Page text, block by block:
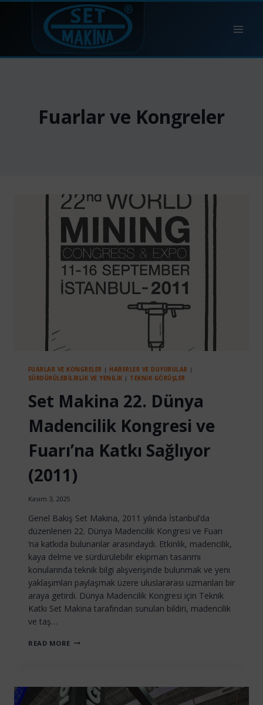
Skip
Fuarlar ve Kongreler
FUARLAR VE KONGRELER |HABERLER VE DUYURULAR |
SÜRDÜRÜLEBILIRLIK VE YENILIK | TEKNIK GÖRÜŞLER
Set Makina 22. Dünya
Madencilik Kongresi ve
Fuarı’na Katkı Sağlıyor
(2011)
Kasım 3, 2025
Genel Bakış Set Makina, 2011 yılında İstanbul’da
düzenlenen 22. Dünya Madencilik Kongresi ve Fuarı
‘na katkıda bulunanlar arasındaydı. Etkinlik, madencilik,
kaya delme ve sürdürülebilir ekipman tasarımı
konularında teknik bilgi alışverişinde bulunmak ve yeni
yaklaşımları paylaşmak üzere uluslararası uzmanları bir
araya getirdi. Dünya Madencilik Kongresi için Teknik
Katkı Set Makina tarafından sunulan bildiri, madencilik
ve taş…
READ MORE SET
KONGRESI